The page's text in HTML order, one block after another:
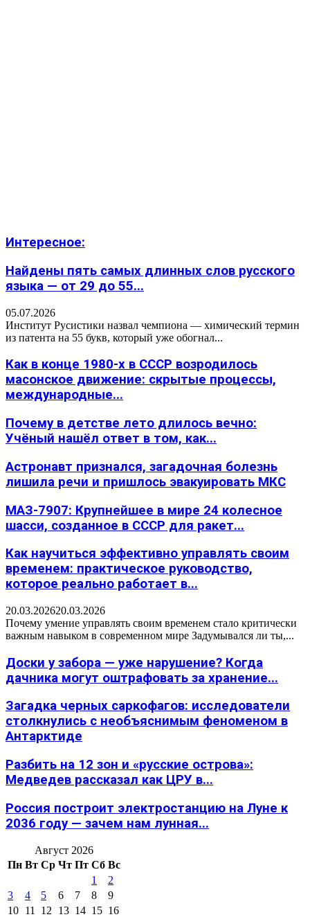
Интересное:
Найдены пять самых длинных слов русского
языка — от 29 до 55...
05.07.2026
Институт Русистики назвал чемпиона — химический термин
из патента на 55 букв, который уже обогнал...
Как в конце 1980-х в СССР возродилось
масонское движение: скрытые процессы,
международные...
Почему в детстве лето длилось вечно:
Учёный нашёл ответ в том, как...
Астронавт признался, загадочная болезнь
лишила речи и пришлось эвакуировать МКС
МАЗ-7907: Крупнейшее в мире 24 колесное
шасси, созданное в СССР для ракет...
Как научиться эффективно управлять своим
временем: практическое руководство,
которое реально работает в...
20.03.202620.03.2026
Почему умение управлять своим временем стало критически
важным навыком в современном мире Задумывался ли ты,...
Доски у забора — уже нарушение? Когда
дачника могут оштрафовать за хранение...
Загадка черных саркофагов: исследователи
столкнулись с необъяснимым феноменом в
Антарктиде
Разбить на 12 зон и «русские острова»:
Медведев рассказал как ЦРУ в...
Россия построит электростанцию на Луне к
2036 году — зачем нам лунная...
Август 2026
Пн Вт Ср Чт Пт Сб Вс
1
2
3
4 5 6 7 8
9
10 11 12 13 14 15 16